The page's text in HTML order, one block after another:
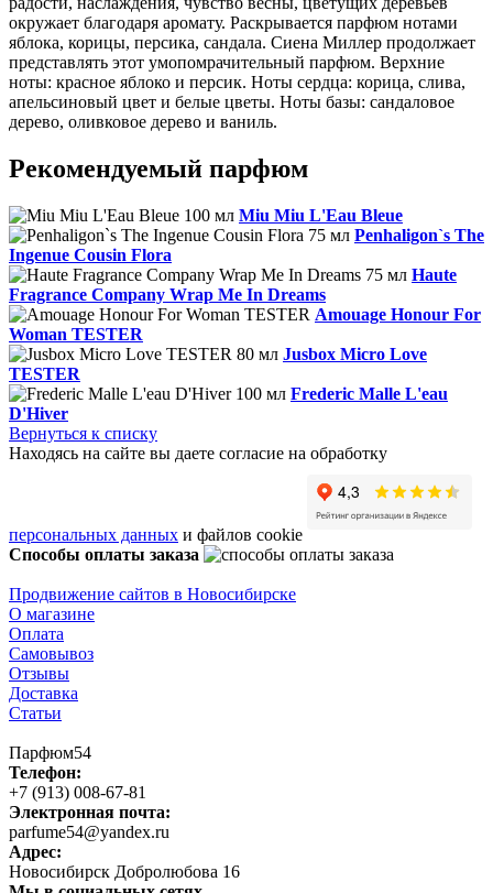
окружает благодаря аромату. Раскрывается парфюм нотами
яблока, корицы, персика, сандала. Сиена Миллер продолжает
представлять этот умопомрачительный парфюм. Верхние
ноты: красное яблоко и персик. Ноты сердца: корица, слива,
апельсиновый цвет и белые цветы. Ноты базы: сандаловое
дерево, оливковое дерево и ваниль.
Рекомендуемый парфюм
Miu Miu L'Eau Bleue
Penhaligon`s The
Ingenue Cousin Flora
Haute
Fragrance Company Wrap Me In Dreams
Amouage Honour For
Woman TESTER
Jusbox Micro Love
TESTER
Frederic Malle L'eau
D'Hiver
Вернуться к списку
Находясь на сайте вы даете согласие на обработку
персональных данных и файлов cookie
Способы оплаты заказа
Продвижение сайтов в Новосибирске
О магазине
Оплата
Самовывоз
Отзывы
Доставка
Статьи
Парфюм54
Телефон:
+7 (913) 008-67-81
Электронная почта:
parfume54@yandex.ru
Адрес:
Новосибирск Добролюбова 16